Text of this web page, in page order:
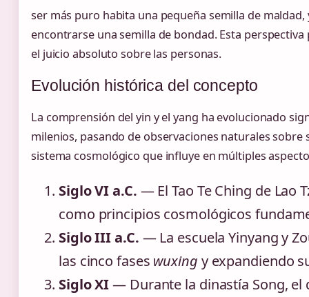
ser más puro habita una pequeña semilla de maldad,
encontrarse una semilla de bondad. Esta
el juicio absoluto sobre las personas.
Evolución histórica del concepto
La comprensión del yin y el yang ha evolucionado
milenios, pasando de observaciones naturales sobre
sistema cosmológico que influye en múltiples
Siglo VI a.C. — El Tao Te Ching de Lao
como principios cosmológicos
Siglo III a.C. — La escuela Yinyang y
las cinco fases wuxing y expandiendo
Siglo XI— Durante la dinastía Song, el